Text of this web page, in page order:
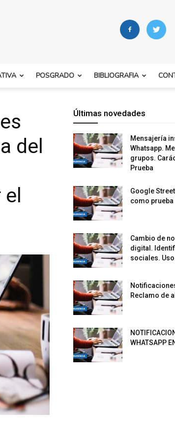
POSGRADO BIBLIOGRAFIA
del
Últimas novedades
Mensajería
Whatsapp.
grupos.
Prueba
Google
como prueba
Cambio de
digital.
sociales.
Reclamo de
WHATSAPP